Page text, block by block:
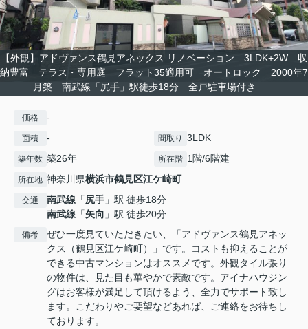
【外観】アドヴァンス鶴見アネックス リノベーション 3LDK+2W 収
納豊富 テラス・専用庭 フラット35適用可 オートロック 2000年7
月築 南武線「尻手」駅徒歩18分 全戸駐車場付き
価格 -
面積 - 間取り 3LDK
築年数 築26年 所在階 1階/6階建
所在地 神奈川県横浜市鶴見区江ケ崎町
交通 南武線 「尻手 」駅 徒歩18分
南武線 「矢向 」駅 徒歩20分
備考
ぜひ一度見ていただきたい、「アドヴァンス鶴見アネッ
クス（鶴見区江ケ崎町）」です。コストも抑えることが
できる中古マンションはオススメです。外観タイル張り
の物件は、見た目も華やかで素敵です。アイナハウジン
グはお客様が満足して頂けるよう、全力でサポート致し
ます。こだわりやご要望などあれば、ご連絡をお待ちし
ております。